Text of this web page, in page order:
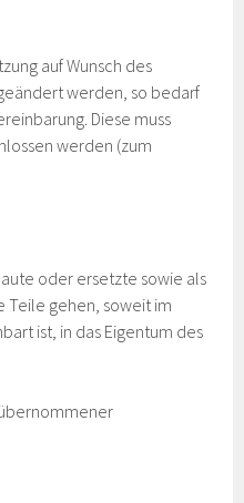
auf Wunsch des
werden, so bedarf
Diese muss
werden (zum
oder ersetzte sowie als
Teile gehen, soweit im
ist, in das Eigentum des